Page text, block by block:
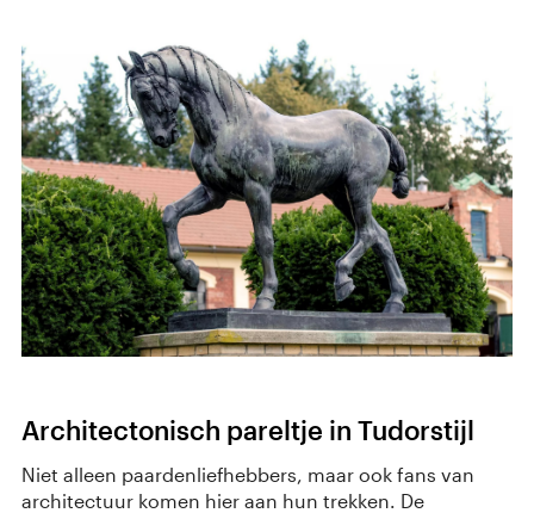
Architectonisch pareltje in Tudorstijl
Niet alleen paardenliefhebbers, maar ook fans van
architectuur komen hier aan hun trekken. De